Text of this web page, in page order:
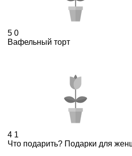
5 0
Вафельный торт
4 1
Что подарить? Подарки для